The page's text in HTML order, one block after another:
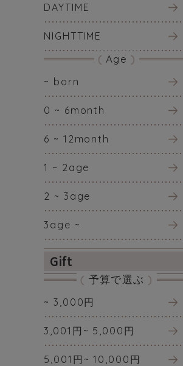
DAYTIME
NIGHTTIME
Age
~ born
0 ~ 6month
6 ~ 12month
1 ~ 2age
2 ~ 3age
3age ~
Gift
予算で選ぶ
~ 3,000円
3,001円~ 5,000円
5,001円~ 10,000円